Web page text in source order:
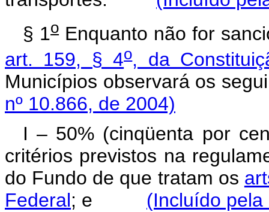
§ 1o Enquanto não for
art. 159, § 4o, da
Municípios observará os
nº 10.866, de 2004)
I – 50% (cinqüenta por
critérios previstos na
do Fundo de que tratam os
Federal; e (Incluído pela